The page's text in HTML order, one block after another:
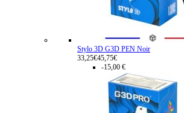
Stylo 3D G3D PEN Noir
33,25€45,75€
-15,00 €